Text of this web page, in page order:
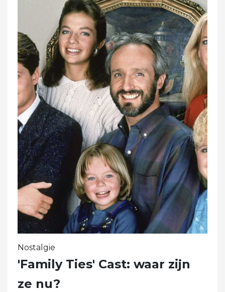
Nostalgie
'Family Ties' Cast: waar zijn
ze nu?